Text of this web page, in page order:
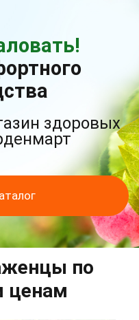
здоровых
по
ценам